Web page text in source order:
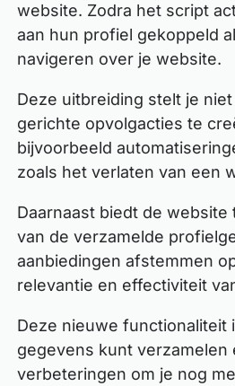
website. Zodra het script
aan hun profiel gekoppeld
navigeren over je website.
Deze uitbreiding stelt je
gerichte opvolgacties te
bijvoorbeeld
zoals het verlaten van een
Daarnaast biedt de
van de verzamelde
aanbiedingen afstemmen
relevantie en effectiviteit
Deze nieuwe functionaliteit
gegevens kunt
verbeteringen om je nog